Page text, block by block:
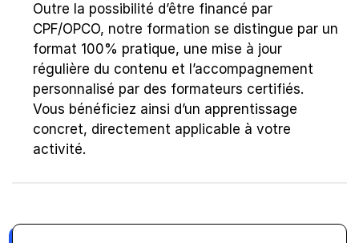
Outre la possibilité d’être financé par
CPF/OPCO, notre formation se distingue par un
format 100% pratique, une mise à jour
régulière du contenu et l’accompagnement
personnalisé par des formateurs certifiés.
Vous bénéficiez ainsi d’un apprentissage
concret, directement applicable à votre
activité.